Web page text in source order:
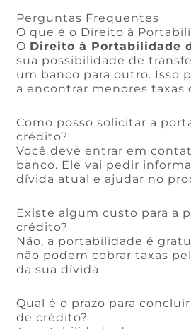
Perguntas Frequentes
O que é o Direito à
O Direito à Portabilidade
sua possibilidade de
um banco para outro. Isso
a encontrar menores taxas
Como posso solicitar a
crédito?
Você deve entrar em
banco. Ele vai pedir
dívida atual e ajudar no
Existe algum custo para a
crédito?
Não, a portabilidade é
não podem cobrar taxas
da sua dívida.
Qual é o prazo para
de crédito?